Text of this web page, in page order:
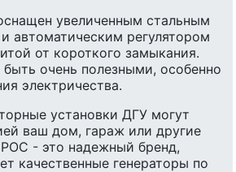
увеличенным стальным
автоматическим регулятором
от короткого замыкания.
очень полезными, особенно
электричества.
установки ДГУ могут
ваш дом, гараж или другие
- это надежный бренд,
качественные генераторы по